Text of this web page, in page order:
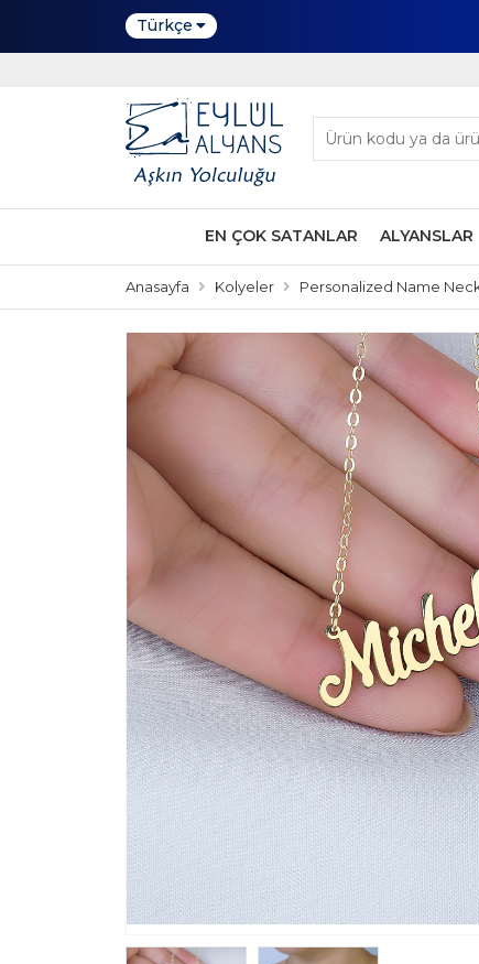
Türkçe
EN ÇOK SATANLAR ALYANSLAR
Anasayfa Kolyeler Personalized Name